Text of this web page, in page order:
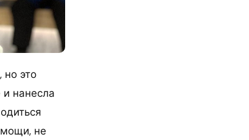
но это
и нанесла
не